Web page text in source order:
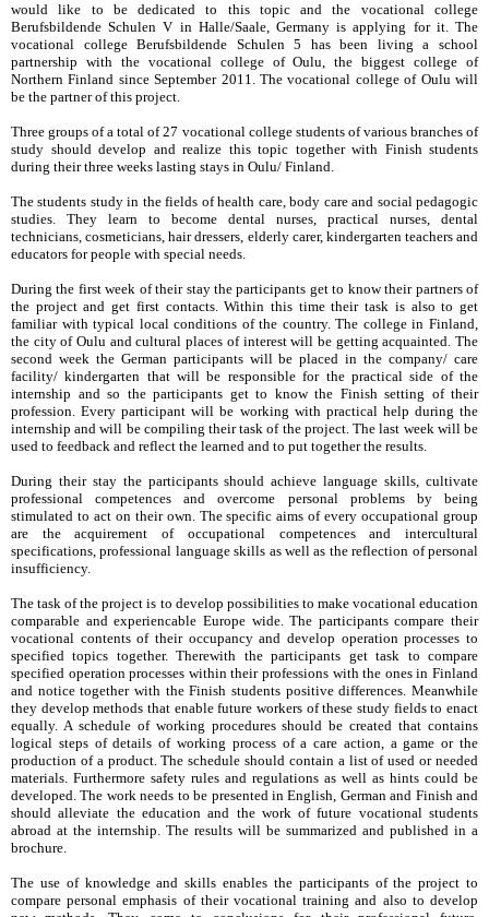
would like to be dedicated to this topic and the vocational college
Berufsbildende Schulen V in Halle/Saale, Germany is applying for it. The
vocational college Berufsbildende Schulen 5 has been living a school
partnership with the vocational college of Oulu, the biggest college of
Northern Finland since September 2011. The vocational college of Oulu will
be the partner of this project.
Three groups of a total of 27 vocational college students of various branches of
study should develop and realize this topic together with Finish students
during their three weeks lasting stays in Oulu/ Finland.
The students study in the fields of health care, body care and social pedagogic
studies. They learn to become dental nurses, practical nurses, dental
technicians, cosmeticians, hair dressers, elderly carer, kindergarten teachers and
educators for people with special needs.
During the first week of their stay the participants get to know their partners of
the project and get first contacts. Within this time their task is also to get
familiar with typical local conditions of the country. The college in Finland,
the city of Oulu and cultural places of interest will be getting acquainted. The
second week the German participants will be placed in the company/ care
facility/ kindergarten that will be responsible for the practical side of the
internship and so the participants get to know the Finish setting of their
profession. Every participant will be working with practical help during the
internship and will be compiling their task of the project. The last week will be
used to feedback and reflect the learned and to put together the results.
During their stay the participants should achieve language skills, cultivate
professional competences and overcome personal problems by being
stimulated to act on their own. The specific aims of every occupational group
are the acquirement of occupational competences and intercultural
specifications, professional language skills as well as the reflection of personal
insufficiency.
The task of the project is to develop possibilities to make vocational education
comparable and experiencable Europe wide. The participants compare their
vocational contents of their occupancy and develop operation processes to
specified topics together. Therewith the participants get task to compare
specified operation processes within their professions with the ones in Finland
and notice together with the Finish students positive differences. Meanwhile
they develop methods that enable future workers of these study fields to enact
equally. A schedule of working procedures should be created that contains
logical steps of details of working process of a care action, a game or the
production of a product. The schedule should contain a list of used or needed
materials. Furthermore safety rules and regulations as well as hints could be
developed. The work needs to be presented in English, German and Finish and
should alleviate the education and the work of future vocational students
abroad at the internship. The results will be summarized and published in a
brochure.
The use of knowledge and skills enables the participants of the project to
compare personal emphasis of their vocational training and also to develop